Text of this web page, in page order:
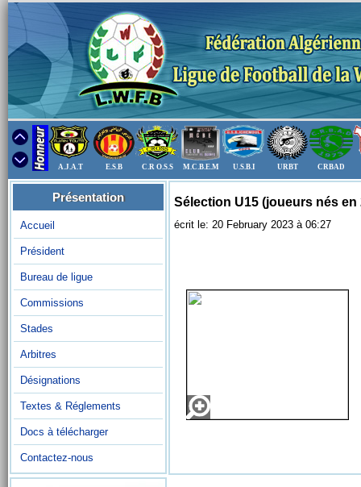
A.J.A.T E.S.B C.R O.S.S M.C.B.E.M U.S.B.I URBT CRBAD
Présentation
Accueil
Président
Bureau de ligue
Commissions
Stades
Arbitres
Désignations
Textes & Réglements
Docs à télécharger
Contactez-nous
Sélection U15 (joueurs nés en
écrit le: 20 February 2023 à 06:27